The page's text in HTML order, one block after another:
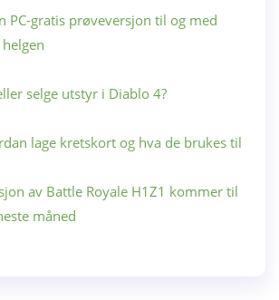
PC-gratis prøveversjon til og med
selge utstyr i Diablo 4?
lage kretskort og hva de brukes til
av Battle Royale H1Z1 kommer til
måned